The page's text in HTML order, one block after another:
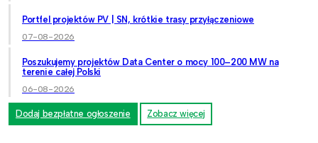
Portfel projektów PV | SN, krótkie trasy przyłączeniowe
07-08-2026
Poszukujemy projektów Data Center o mocy 100–200 MW na
terenie całej Polski
06-08-2026
Dodaj bezpłatne ogłoszenie Zobacz więcej